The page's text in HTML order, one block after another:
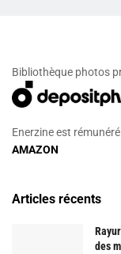
Bibliothèque photos
Enerzine est
AMAZON
Articles récents
des